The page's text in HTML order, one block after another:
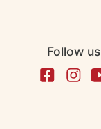
Follow us